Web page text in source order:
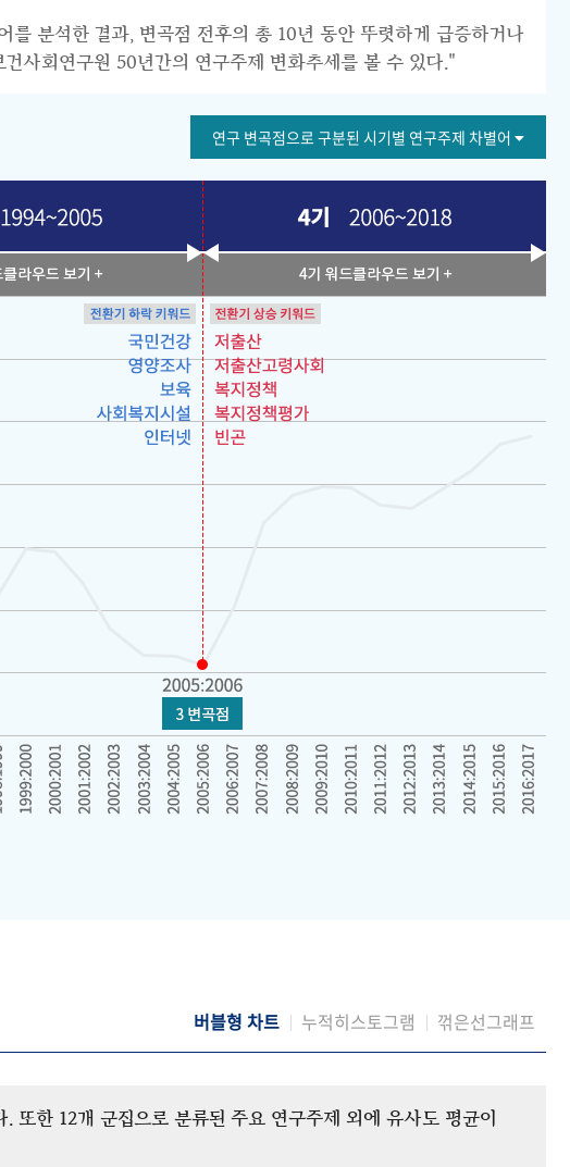
분석한 결과, 변곡점 전후의 총 10년 동안 뚜렷하게 급증하거나
사회연구원 50년간의 연구주제 변화추세를 볼 수 있다."
연구 변곡점으로 구분된 시기별 연구주제 차별어
버블형 차트 누적히스토그램 꺾은선그래프
또한 12개 군집으로 분류된 주요 연구주제 외에 유사도 평균이